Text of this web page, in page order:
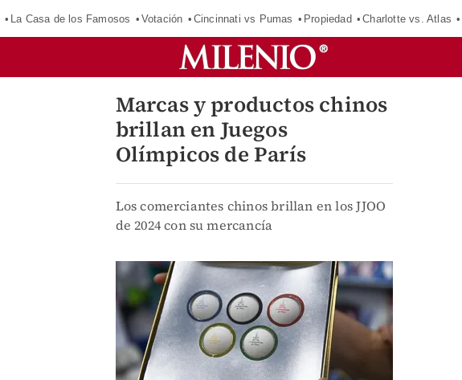
La Casa de los Famosos Votación Cincinnati vs Pumas Propiedad Charlotte vs. Atlas
Marcas y productos chinos
brillan en Juegos
Olímpicos de París
Los comerciantes chinos brillan en los JJOO
de 2024 con su mercancía